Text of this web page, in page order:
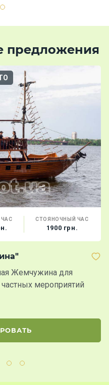
предложения
СТОЯНОЧНЫЙ ЧАС
1900 грн.
Жемчужина для
мероприятий